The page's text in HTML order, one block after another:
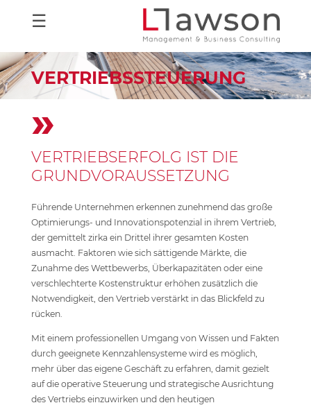
☰
VERTRIEBSSTEUERUNG
»
VERTRIEBSER­FOLG IST DIE
GRUND­VORAUS­SETZUNG
Führende Unternehmen erkennen zunehmend das große
Optimierungs- und Innovationspotenzial in ihrem Vertrieb,
der gemittelt zirka ein Drittel ihrer gesamten Kosten
ausmacht. Faktoren wie sich sättigende Märkte, die
Zunahme des Wettbewerbs, Überkapazitäten oder eine
verschlechterte Kostenstruktur erhöhen zusätzlich die
Notwendigkeit, den Vertrieb verstärkt in das Blickfeld zu
rücken.
Mit einem professionellen Umgang von Wissen und Fakten
durch geeignete Kennzahlensysteme wird es möglich,
mehr über das eigene Geschäft zu erfahren, damit gezielt
auf die operative Steuerung und strategische Ausrichtung
des Vertriebs einzuwirken und den heutigen